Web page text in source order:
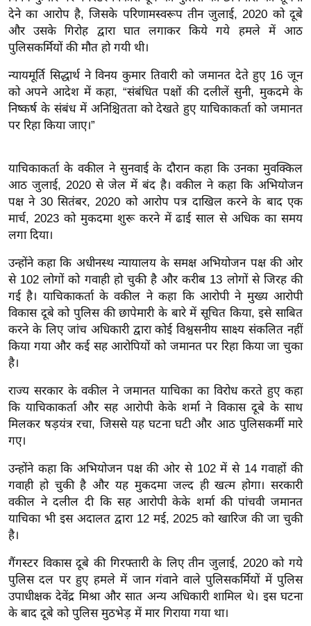
इ
म
ई
-
पे
प
र
सा
ल
बे
मि
सा
ल
श
ख्सि
य
त
ग
इं
डि
या
सा
हि
त्य
ज
ग
त
ऑ
टो
व
देने का आरोप है, जिसके परिणामस्वरूप तीन जुलाई, 2020 को दूबे
और उसके गिरोह द्वारा घात लगाकर किये गये हमले में आठ
पुलिसकर्मियों की मौत हो गयी थी।
न्यायमूर्ति सिद्धार्थ ने विनय कुमार तिवारी को जमानत देते हुए 16 जून
को अपने आदेश में कहा, “संबंधित पक्षों की दलीलें सुनी, मुकदमे के
निष्कर्ष के संबंध में अनिश्चितता को देखते हुए याचिकाकर्ता को जमानत
पर रिहा किया जाए।”
याचिकाकर्ता के वकील ने सुनवाई के दौरान कहा कि उनका मुवक्किल
आठ जुलाई, 2020 से जेल में बंद है। वकील ने कहा कि अभियोजन
पक्ष ने 30 सितंबर, 2020 को आरोप पत्र दाखिल करने के बाद एक
मार्च, 2023 को मुकदमा शुरू करने में ढाई साल से अधिक का समय
लगा दिया।
उन्होंने कहा कि अधीनस्थ न्यायालय के समक्ष अभियोजन पक्ष की ओर
से 102 लोगों को गवाही हो चुकी है और करीब 13 लोगों से जिरह की
गई है। याचिकाकर्ता के वकील ने कहा कि आरोपी ने मुख्य आरोपी
विकास दूबे को पुलिस की छापेमारी के बारे में सूचित किया, इसे साबित
करने के लिए जांच अधिकारी द्वारा कोई विश्वसनीय साक्ष्य संकलित नहीं
किया गया और कई सह आरोपियों को जमानत पर रिहा किया जा चुका
है।
राज्य सरकार के वकील ने जमानत याचिका का विरोध करते हुए कहा
कि याचिकाकर्ता और सह आरोपी केके शर्मा ने विकास दूबे के साथ
मिलकर षड़यंत्र रचा, जिससे यह घटना घटी और आठ पुलिसकर्मी मारे
गए।
उन्होंने कहा कि अभियोजन पक्ष की ओर से 102 में से 14 गवाहों की
गवाही हो चुकी है और यह मुकदमा जल्द ही खत्म होगा। सरकारी
वकील ने दलील दी कि सह आरोपी केके शर्मा की पांचवी जमानत
याचिका भी इस अदालत द्वारा 12 मई, 2025 को खारिज की जा चुकी
है।
गैंगस्टर विकास दूबे की गिरफ्तारी के लिए तीन जुलाई, 2020 को गये
पुलिस दल पर हुए हमले में जान गंवाने वाले पुलिसकर्मियों में पुलिस
उपाधीक्षक देवेंद्र मिश्रा और सात अन्य अधिकारी शामिल थे। इस घटना
के बाद दूबे को पुलिस मुठभेड़ में मार गिराया गया था।